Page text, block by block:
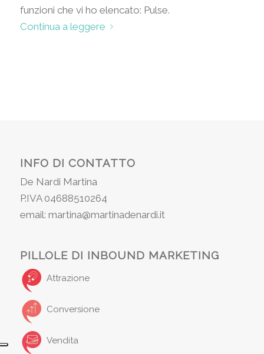
funzioni che vi ho elencato: Pulse.
Continua a leggere
INFO DI CONTATTO
De Nardi Martina
P.IVA 04688510264
email: martina@martinadenardi.it
PILLOLE DI INBOUND MARKETING
Attrazione
Conversione
Vendita